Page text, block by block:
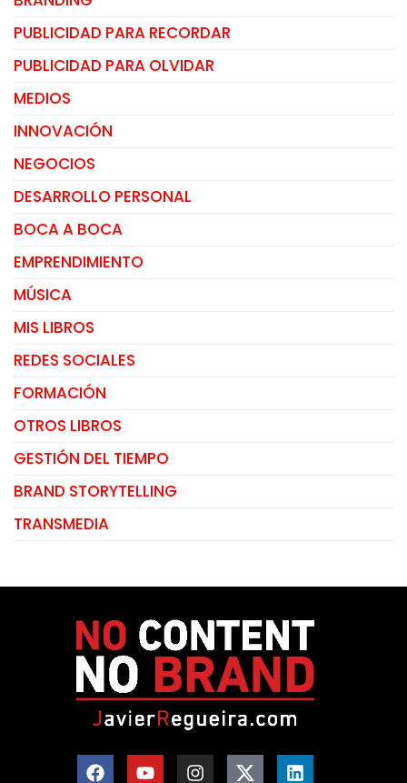
PUBLICIDAD PARA RECORDAR
PUBLICIDAD PARA OLVIDAR
MEDIOS
INNOVACIÓN
NEGOCIOS
DESARROLLO PERSONAL
BOCA A BOCA
EMPRENDIMIENTO
MÚSICA
MIS LIBROS
REDES SOCIALES
FORMACIÓN
OTROS LIBROS
GESTIÓN DEL TIEMPO
BRAND STORYTELLING
TRANSMEDIA